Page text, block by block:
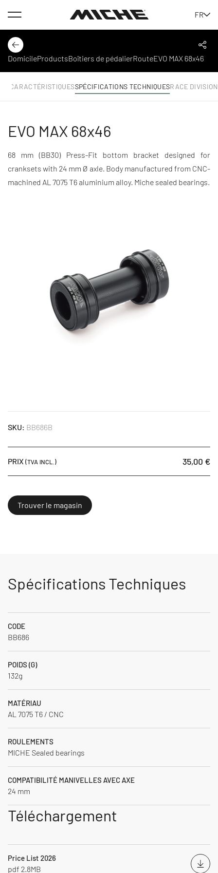
Menu
FR
Dos
DomicileProductsBoîtiers de pédalierRouteEVO MAX 68x46
CARACTÉRISTIQUESSPÉCIFICATIONS TECHNIQUESRACE DIVISION
EVO MAX 68x46
68 mm (BB30) Press-Fit bottom bracket designed for
cranksets with 24 mm Ø axle. Body manufactured from CNC-
machined AL 7075 T6 aluminium alloy. Miche sealed bearings.
SKU: BB686B
PRIX (TVA INCL.) 35,00 €
Trouver le magasin
Spécifications Techniques
CODE
BB686
POIDS (G)
132g
MATÉRIAU
AL 7075 T6 / CNC
ROULEMENTS
MICHE Sealed bearings
COMPATIBILITÉ MANIVELLES AVEC AXE
24 mm
Téléchargement
Price List 2026
pdf 2.8MB